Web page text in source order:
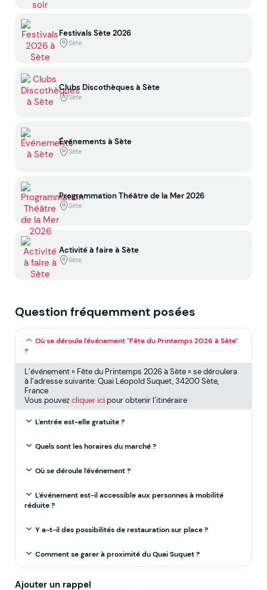
Festivals Sète 2026
Sète
Clubs Discothèques à Sète
Sète
Événements à Sète
Sète
Programmation Théâtre de la Mer 2026
Sète
Activité à faire à Sète
Sète
Question fréquemment posées
Où se déroule l'événement "Fête du Printemps 2026 à Sète"
?
L’événement « Fête du Printemps 2026 à Sète » se déroulera
à l’adresse suivante: Quai Léopold Suquet, 34200 Sète,
France
Vous pouvezcliquer icipour obtenir l’itinéraire
L'entrée est-elle gratuite ?
Quels sont les horaires du marché ?
Où se déroule l'événement ?
L'événement est-il accessible aux personnes à mobilité
réduite ?
Y a-t-il des possibilités de restauration sur place ?
Comment se garer à proximité du Quai Suquet ?
Ajouter un rappel